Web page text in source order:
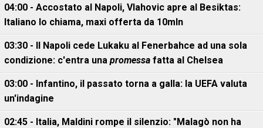
04:00 - Accostato al Napoli, Vlahovic apre al Besiktas:
Italiano lo chiama, maxi offerta da 10mln
03:30 - Il Napoli cede Lukaku al Fenerbahce ad una sola
condizione: c'entra una promessa fatta al Chelsea
03:00 - Infantino, il passato torna a galla: la UEFA valuta
un'indagine
02:45 - Italia, Maldini rompe il silenzio: "Malagò non ha